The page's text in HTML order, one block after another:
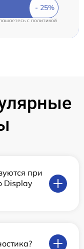
cполитикой
при
Display